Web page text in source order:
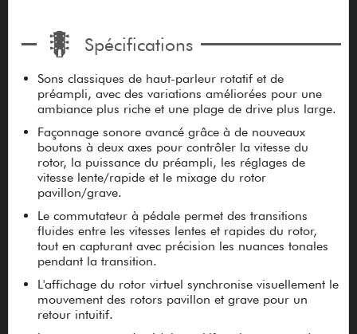
Spécifications
Sons classiques de haut-parleur rotatif et de
préampli, avec des variations améliorées pour une
ambiance plus riche et une plage de drive plus large.
Façonnage sonore avancé grâce à de nouveaux
boutons à deux axes pour contrôler la vitesse du
rotor, la puissance du préampli, les réglages de
vitesse lente/rapide et le mixage du rotor
pavillon/grave.
Le commutateur à pédale permet des transitions
fluides entre les vitesses lentes et rapides du rotor,
tout en capturant avec précision les nuances tonales
pendant la transition.
L'affichage du rotor virtuel synchronise visuellement le
mouvement des rotors pavillon et grave pour un
retour intuitif.